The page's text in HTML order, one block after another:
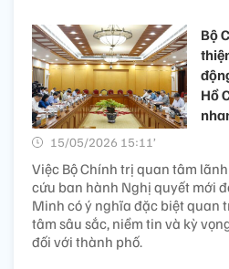
Bộ
Hồ
15/05/2026 15:11’
Việc Bộ Chính trị quan tâm
cứu ban hành Nghị quyết mới
Minh có ý nghĩa đặc biệt quan
tâm sâu sắc, niềm tin và kỳ
đối với thành phố.